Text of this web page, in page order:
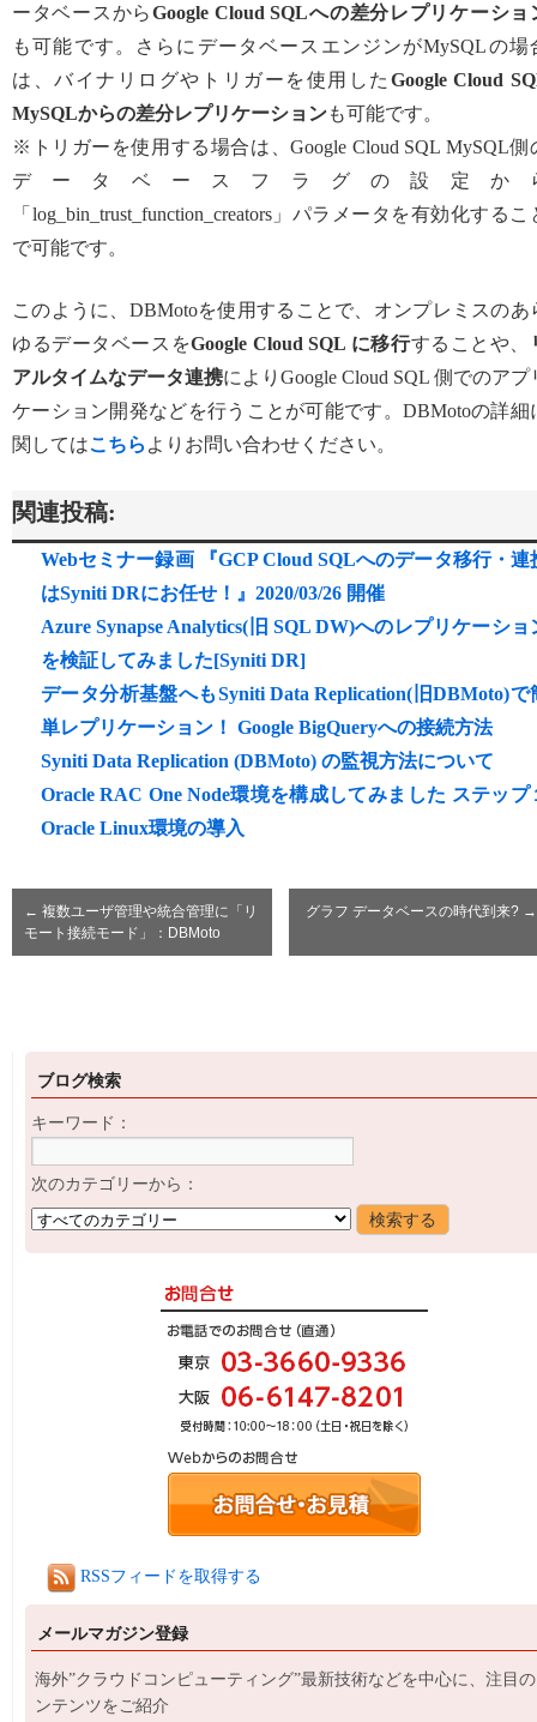
ータベースからGoogle Cloud SQLへの差分レプリケーショ
も可能です。さらにデータベースエンジンがMySQLの場
は、バイナリログやトリガーを使用した Google Cloud
MySQLからの差分レプリケーションも可能です。
※トリガーを使用する場合は、Google Cloud SQL MySQL側
データベースフラグの設定か
「log_bin_trust_function_creators」パラメータを有効化するこ
で可能です。
このように、DBMotoを使用することで、オンプレミスのあ
ゆるデータベースをGoogle Cloud SQL に移行することや、
アルタイムなデータ連携によりGoogle Cloud SQL 側でのアプ
ケーション開発などを行うことが可能です。DBMotoの詳細
関してはこちら よりお問い合わせください。
関連投稿:
Webセミナー録画 『GCP Cloud SQLへのデータ移行・連
はSyniti DRにお任せ！』2020/03/26 開催
Azure Synapse Analytics(旧 SQL DW)へのレプリケーショ
を検証してみました[Syniti DR]
データ分析基盤へもSyniti Data Replication(旧DBMoto)で
単レプリケーション！ Google BigQueryへの接続方法
Syniti Data Replication (DBMoto) の監視方法について
Oracle RAC One Node環境を構成してみました ステップ
Oracle Linux環境の導入
← 複数ユーザ管理や統合管理に「リ
モート接続モード」：DBMoto
グラフ データベースの時代到来? →
ブログ検索
キーワード：
次のカテゴリーから：
RSSフィードを取得する
メールマガジン登録
海外”クラウドコンピューティング”最新技術などを中心に、注目
ンテンツをご紹介